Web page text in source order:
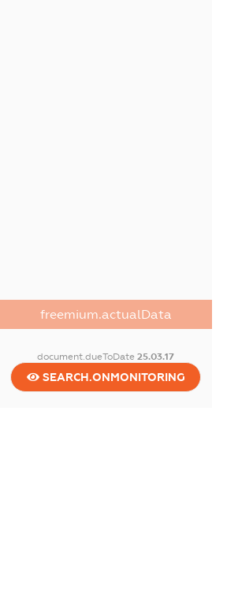
freemium.actualData
document.dueToDate25.03.17
SEARCH.ONMONITORING